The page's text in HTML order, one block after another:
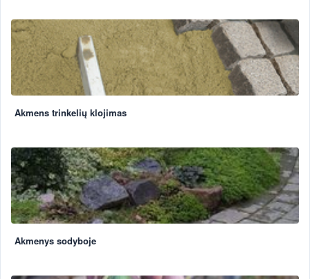
Akmens trinkelių klojimas
Akmenys sodyboje